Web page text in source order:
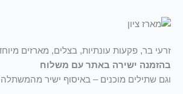
זרעי בר, פקעות עונתיות, בצלים, מארזים
בהזמנה ישירה באתר עם משלוח
וגם שתילים מוכנים – באיסוף ישיר מהמשתלה